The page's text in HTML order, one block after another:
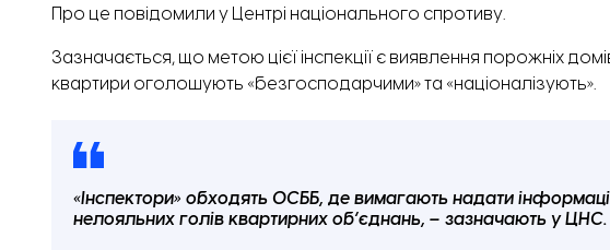
Про це повідомили у Центрі національного спротиву.
Зазначається, що метою цієї інспекції є виявлення порожніх
квартири оголошують «безгосподарчими» та «націоналізують».
«Інспектори» обходять ОСББ, де вимагають надати
нелояльних голів квартирних об’єднань, – зазначають у ЦНС.